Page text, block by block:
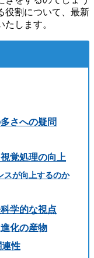
役割について、最新
します。
さへの疑問
覚処理の向上
スが向上するのか
学的な視点
化の産物
連性